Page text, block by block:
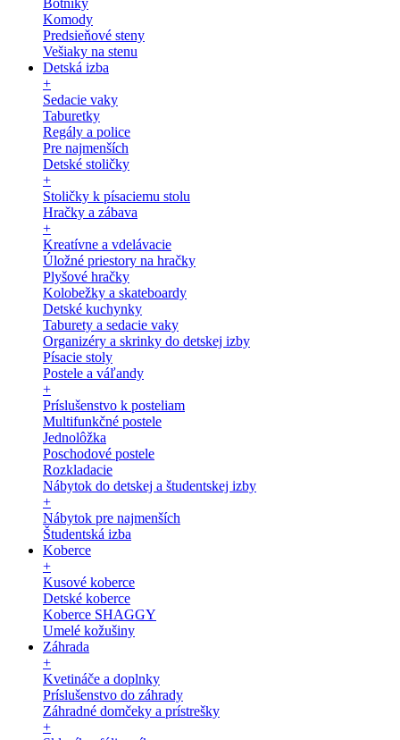
Botníky
Komody
Predsieňové steny
Vešiaky na stenu
Detská izba
+
Sedacie vaky
Taburetky
Regály a police
Pre najmenších
Detské stoličky
+
Stoličky k písaciemu stolu
Hračky a zábava
+
Kreatívne a vdelávacie
Úložné priestory na hračky
Plyšové hračky
Kolobežky a skateboardy
Detské kuchynky
Taburety a sedacie vaky
Organizéry a skrinky do detskej izby
Písacie stoly
Postele a váľandy
+
Príslušenstvo k posteliam
Multifunkčné postele
Jednolôžka
Poschodové postele
Rozkladacie
Nábytok do detskej a študentskej izby
+
Nábytok pre najmenších
Študentská izba
Koberce
+
Kusové koberce
Detské koberce
Koberce SHAGGY
Umelé kožušiny
Záhrada
+
Kvetináče a doplnky
Príslušenstvo do záhrady
Záhradné domčeky a prístrešky
+